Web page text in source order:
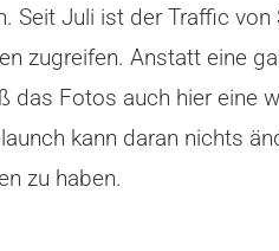
Seit Juli ist der Traffic
zugreifen. Anstatt eine
Fotos auch hier eine
kann daran nichts
zu haben.